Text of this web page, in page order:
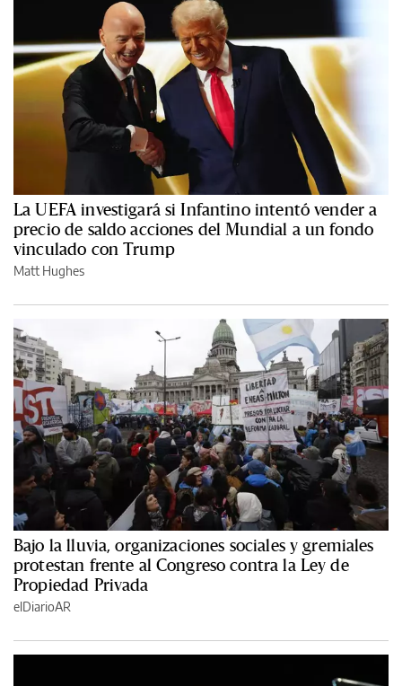
La UEFA investigará si Infantino intentó vender a
precio de saldo acciones del Mundial a un fondo
vinculado con Trump
Matt Hughes
Bajo la lluvia, organizaciones sociales y gremiales
protestan frente al Congreso contra la Ley de
Propiedad Privada
elDiarioAR